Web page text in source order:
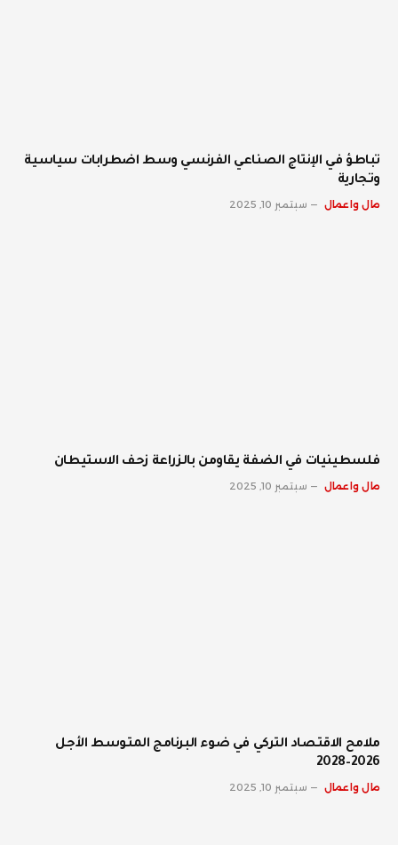
تباطؤ في الإنتاج الصناعي الفرنسي وسط اضطرابات سياسية
وتجارية
مال واعمال سبتمبر 10, 2025
فلسطينيات في الضفة يقاومن بالزراعة زحف الاستيطان
مال واعمال سبتمبر 10, 2025
ملامح الاقتصاد التركي في ضوء البرنامج المتوسط الأجل
2026–2028
مال واعمال سبتمبر 10, 2025